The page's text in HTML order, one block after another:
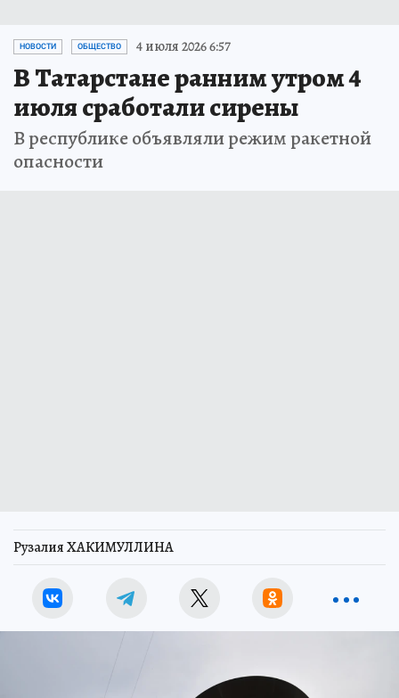
НОВОСТИ ОБЩЕСТВО 4 июля 2026 6:57
В Татарстане ранним утром 4
июля сработали сирены
В республике объявляли режим ракетной
опасности
Рузалия ХАКИМУЛЛИНА